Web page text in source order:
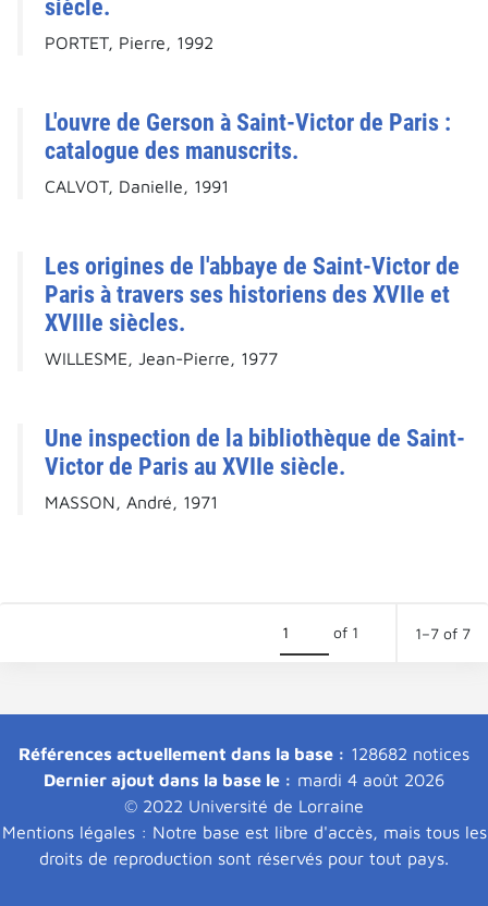
siècle.
PORTET, Pierre, 1992
L'ouvre de Gerson à Saint-Victor de Paris :
catalogue des manuscrits.
CALVOT, Danielle, 1991
Les origines de l'abbaye de Saint-Victor de
Paris à travers ses historiens des XVIIe et
XVIIIe siècles.
WILLESME, Jean-Pierre, 1977
Une inspection de la bibliothèque de Saint-
Victor de Paris au XVIIe siècle.
MASSON, André, 1971
of 1 1–7 of 7
Références actuellement dans la base : 128682 notices
Dernier ajout dans la base le : mardi 4 août 2026
© 2022 Université de Lorraine
Mentions légales : Notre base est libre d'accès, mais tous les
droits de reproduction sont réservés pour tout pays.